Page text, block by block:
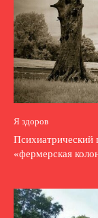
Я здоров
«фермерская